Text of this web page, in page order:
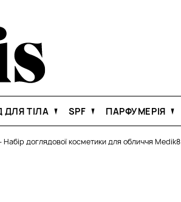
ДЛЯ ТІЛА SPF ПАРФУМЕРІЯ
Набір доглядової косметики для обличчя Medik8